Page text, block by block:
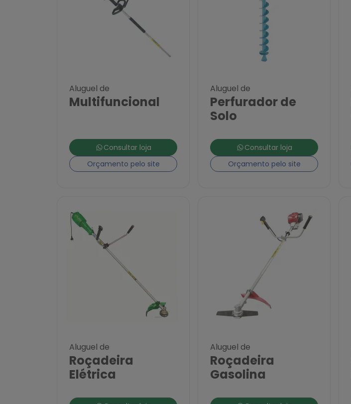
Aluguel de
Multifuncional
Consultar loja
Orçamento pelo site
Aluguel de
Perfurador de
Solo
Consultar loja
Orçamento pelo site
Aluguel de
Roçadeira
Elétrica
Aluguel de
Roçadeira
Gasolina